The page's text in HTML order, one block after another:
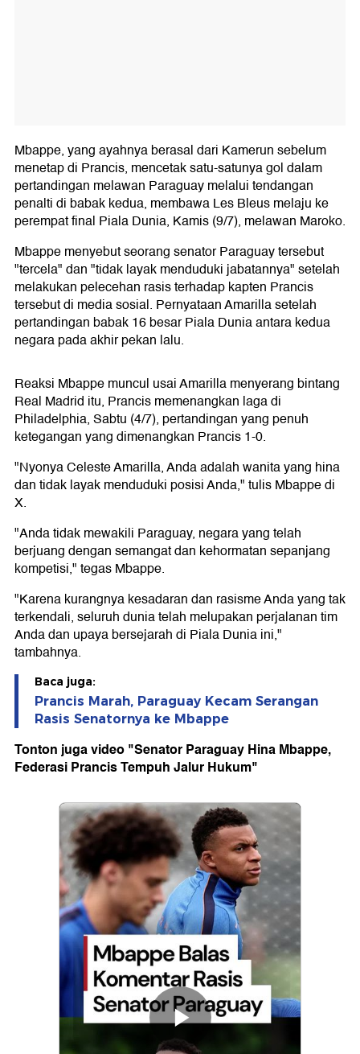
Mbappe, yang ayahnya berasal dari Kamerun sebelum
menetap di Prancis, mencetak satu-satunya gol dalam
pertandingan melawan Paraguay melalui tendangan
penalti di babak kedua, membawa Les Bleus melaju ke
perempat final Piala Dunia, Kamis (9/7), melawan Maroko.
Mbappe menyebut seorang senator Paraguay tersebut
"tercela" dan "tidak layak menduduki jabatannya" setelah
melakukan pelecehan rasis terhadap kapten Prancis
tersebut di media sosial. Pernyataan Amarilla setelah
pertandingan babak 16 besar Piala Dunia antara kedua
negara pada akhir pekan lalu.
Reaksi Mbappe muncul usai Amarilla menyerang bintang
Real Madrid itu, Prancis memenangkan laga di
Philadelphia, Sabtu (4/7), pertandingan yang penuh
ketegangan yang dimenangkan Prancis 1-0.
"Nyonya Celeste Amarilla, Anda adalah wanita yang hina
dan tidak layak menduduki posisi Anda," tulis Mbappe di
X.
"Anda tidak mewakili Paraguay, negara yang telah
berjuang dengan semangat dan kehormatan sepanjang
kompetisi," tegas Mbappe.
"Karena kurangnya kesadaran dan rasisme Anda yang tak
terkendali, seluruh dunia telah melupakan perjalanan tim
Anda dan upaya bersejarah di Piala Dunia ini,"
tambahnya.
Baca juga:
Prancis Marah, Paraguay Kecam Serangan
Rasis Senatornya ke Mbappe
Tonton juga video "Senator Paraguay Hina Mbappe,
Federasi Prancis Tempuh Jalur Hukum"